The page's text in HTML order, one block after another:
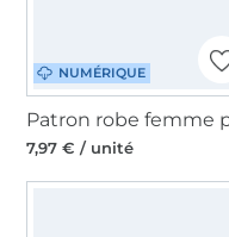
NUMÉRIQUE
7,97 € / unité